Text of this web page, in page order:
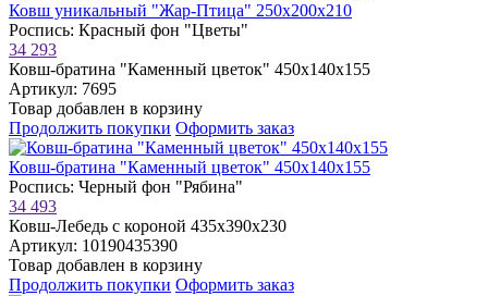
Ковш уникальный "Жар-Птица" 250х200х210
Роспись: Красный фон "Цветы"
34 293
Ковш-братина "Каменный цветок" 450х140х155
Артикул: 7695
Товар добавлен в корзину
Продолжить покупки Оформить заказ
Ковш-братина "Каменный цветок" 450х140х155
Роспись: Черный фон "Рябина"
34 493
Ковш-Лебедь с короной 435х390х230
Артикул: 10190435390
Товар добавлен в корзину
Продолжить покупки Оформить заказ